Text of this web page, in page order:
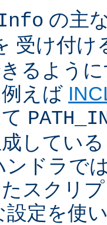
の主
受け付け
るよう
えば
してい
ンドラで
スクリ
設定を使